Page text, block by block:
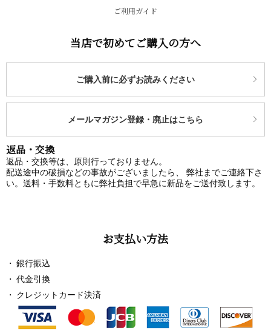
ご利用ガイド
当店で初めてご購入の方へ
ご購入前に必ずお読みください
メールマガジン登録・廃止はこちら
返品・交換
返品・交換等は、原則行っておりません。
配送途中の破損などの事故がございましたら、 弊社までご連絡下さ
い。送料・手数料ともに弊社負担で早急に新品をご送付致します。
お支払い方法
銀行振込
代金引換
クレジットカード決済